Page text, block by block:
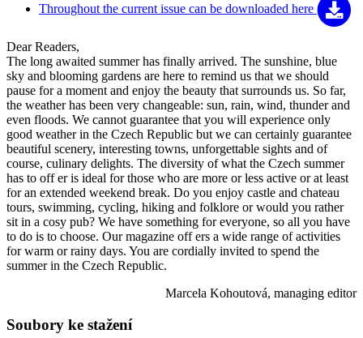
Throughout the current issue can be downloaded here
Dear Readers,
The long awaited summer has finally arrived. The sunshine, blue
sky and blooming gardens are here to remind us that we should
pause for a moment and enjoy the beauty that surrounds us. So far,
the weather has been very changeable: sun, rain, wind, thunder and
even floods. We cannot guarantee that you will experience only
good weather in the Czech Republic but we can certainly guarantee
beautiful scenery, interesting towns, unforgettable sights and of
course, culinary delights. The diversity of what the Czech summer
has to off er is ideal for those who are more or less active or at least
for an extended weekend break. Do you enjoy castle and chateau
tours, swimming, cycling, hiking and folklore or would you rather
sit in a cosy pub? We have something for everyone, so all you have
to do is to choose. Our magazine off ers a wide range of activities
for warm or rainy days. You are cordially invited to spend the
summer in the Czech Republic.
Marcela Kohoutová, managing editor
Soubory ke stažení